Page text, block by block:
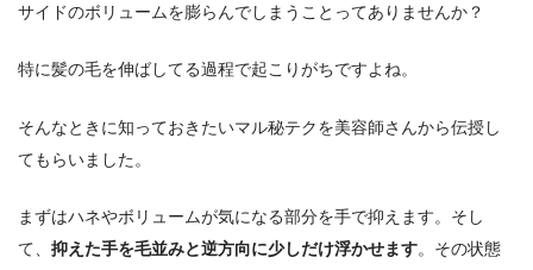
サイドのボリュームを膨らんでしまうことってありませんか？
特に髪の毛を伸ばしてる過程で起こりがちですよね。
そんなときに知っておきたいマル秘テクを美容師さんから伝授し
てもらいました。
まずはハネやボリュームが気になる部分を手で抑えます。そし
て、 抑えた手を毛並みと逆方向に少しだけ浮かせます。その状態